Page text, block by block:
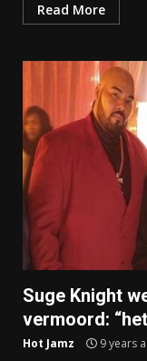
Read More
Suge Knight
vermoord:
Hot Jamz 9 years